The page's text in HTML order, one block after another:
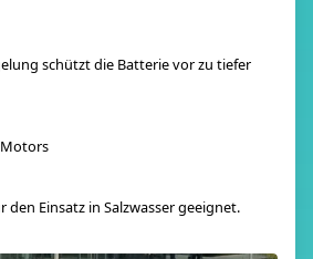
schützt die Batterie vor zu tiefer
den Einsatz in Salzwasser geeignet.